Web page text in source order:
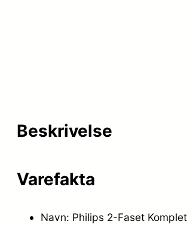
Beskrivelse
Varefakta
Navn: Philips 2-Faset